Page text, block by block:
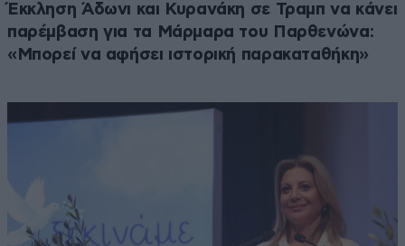
Έκκληση Άδωνι και Κυρανάκη σε Τραμπ να κάνει
παρέμβαση για τα Μάρμαρα του Παρθενώνα:
«Μπορεί να αφήσει ιστορική παρακαταθήκη»